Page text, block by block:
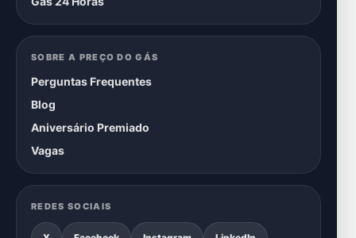
SOBRE A PREÇO DO GÁS
Perguntas Frequentes
Blog
Aniversário Premiado
Vagas
REDES SOCIAIS